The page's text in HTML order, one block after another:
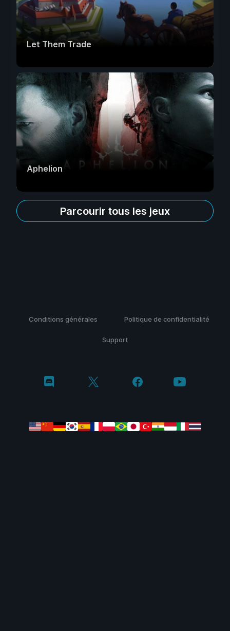
Let Them Trade
Aphelion
Parcourir tous les jeux
Conditions générales Politique de confidentialité
Support